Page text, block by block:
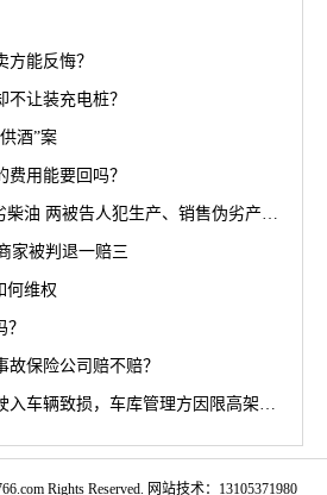
能反悔？
让装充电桩？
酒”案
用能要回吗？
私设“加油站”售卖伪劣柴油 两被告人犯生产、销售伪劣产品罪获刑罚
家被判退一赔三
何维权
保险公司赔不赔？
地下车库限高架擦挂驶入车辆致损，车库管理方因限高架设置高度不符合规范被判担责70%
Rights Reserved. 网站技术：13105371980